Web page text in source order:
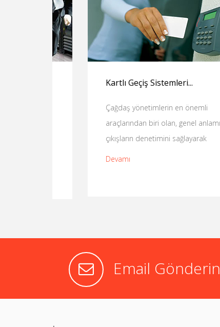
Kartlı Geçiş Sistemleri...
Çağdaş yönetimlerin en önemli
araçlarından biri olan, genel anlamı ile giriş
çıkışların denetimini sağlayarak
Email Gönderin